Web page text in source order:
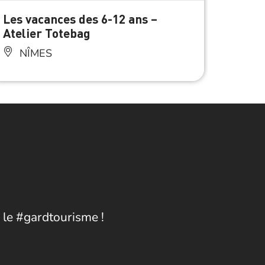
Les vacances des 6-12 ans –
Atelier Totebag
NÎMES
#gardtourisme !